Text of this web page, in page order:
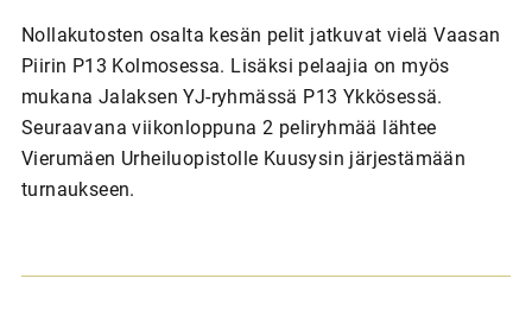
Nollakutosten osalta kesän pelit jatkuvat vielä Vaasan
Piirin P13 Kolmosessa. Lisäksi pelaajia on myös
mukana Jalaksen YJ-ryhmässä P13 Ykkösessä.
Seuraavana viikonloppuna 2 peliryhmää lähtee
Vierumäen Urheiluopistolle Kuusysin järjestämään
turnaukseen.